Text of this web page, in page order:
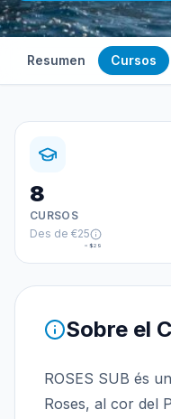
Resumen Cursos
8
CURSOS
Des de €25
≈ $29
Sobre el
ROSES SUB és
Roses, al cor del